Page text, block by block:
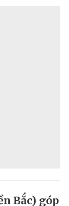
Bắc) góp